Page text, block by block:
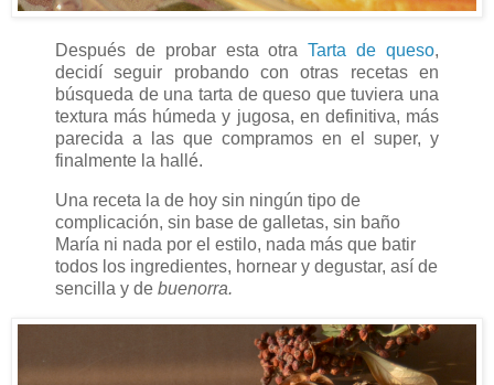
Después de probar esta otraTarta de queso,
decidí seguir probando con otras recetas en
búsqueda de una tarta de queso que tuviera una
textura más húmeda y jugosa, en definitiva, más
parecida a las que compramos en el super, y
finalmente la hallé.
Una receta la de hoy sin ningún tipo de
complicación, sin base de galletas, sin baño
María ni nada por el estilo, nada más que batir
todos los ingredientes, hornear y degustar, así de
sencilla y de buenorra.